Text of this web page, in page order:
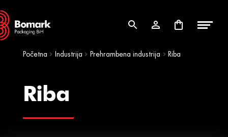
Skip
to
navigation
Skip
to
content
Početna Industrija Prehrambena industrija Riba
Riba